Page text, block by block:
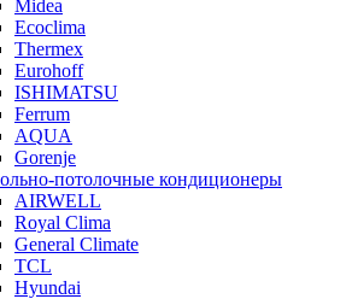
Midea
Ecoclima
Thermex
Eurohoff
ISHIMATSU
Ferrum
AQUA
Gorenje
потолочные кондиционеры
AIRWELL
Royal Clima
General Climate
TCL
Hyundai